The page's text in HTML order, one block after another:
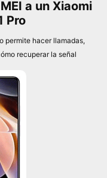
a un Xiaomi
Pro
permite hacer llamadas,
recuperar la señal